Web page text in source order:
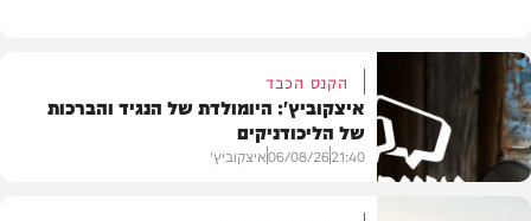
הקנס הכבד
איצקוביץ': היומולדת של הנגיד והברכות
של הליכודניקים
21:40
06/08/26איצקוביץ'